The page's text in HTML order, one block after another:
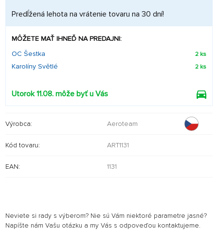
Predĺžená lehota na vrátenie tovaru na 30 dní!
MÔŽETE MAŤ IHNEĎ NA PREDAJNI:
OC Šestka
2 ks
Karolíny Světlé 2 ks
Utorok 11.08. môže byť u Vás
Výrobca: Aeroteam
Kód tovaru: ART1131
EAN: 1131
Neviete si rady s výberom? Nie sú Vám niektoré parametre jasné?
Napíšte nám Vašu otázku a my Vás s odpoveďou kontaktujeme.